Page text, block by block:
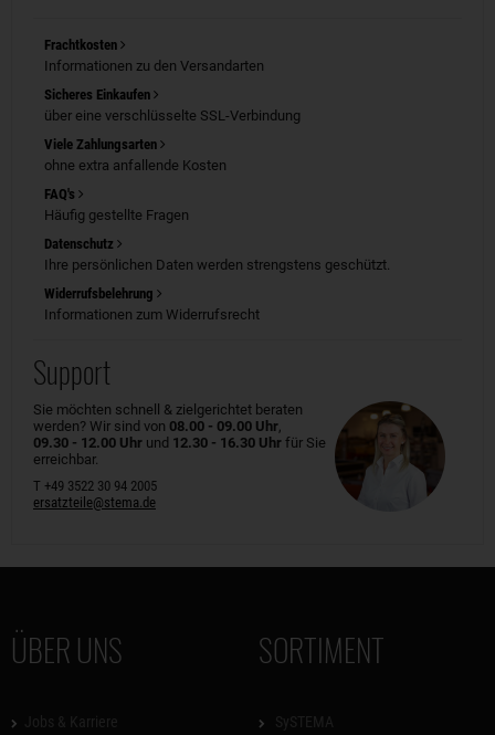
Frachtkosten
Informationen zu den Versandarten
Sicheres Einkaufen
über eine verschlüsselte SSL-Verbindung
Viele Zahlungsarten
ohne extra anfallende Kosten
FAQ's
Häufig gestellte Fragen
Datenschutz
Ihre persönlichen Daten werden strengstens geschützt.
Widerrufsbelehrung
Informationen zum Widerrufsrecht
Support
Sie möchten schnell & zielgerichtet beraten
werden? Wir sind von 08.00 - 09.00 Uhr,
09.30 - 12.00 Uhr und 12.30 - 16.30 Uhr für Sie
erreichbar.
T +49 3522 30 94 2005
ersatzteile@stema.de
ÜBER UNS SORTIMENT